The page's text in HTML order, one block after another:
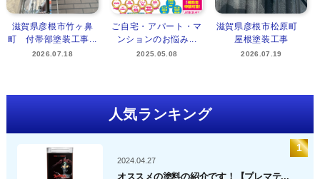
滋賀県彦根市竹ヶ鼻
町 付帯部塗装工事...
2026.07.18
ご自宅・アパート・マ
ンションのお悩み...
2025.05.08
滋賀県彦根市松原町
屋根塗装工事
2026.07.19
人気ランキング
2024.04.27
オススメの塗料の紹介です！【プレマテ...